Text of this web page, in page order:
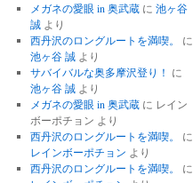
メガネの愛眼 in 奥武蔵に 池ヶ谷
誠より
西丹沢のロングルートを満喫。
に
池ヶ谷 誠より
サバイバルな奥多摩沢登り！ に
池ヶ谷 誠より
メガネの愛眼 in 奥武蔵に レイン
ボーポチョン より
西丹沢のロングルートを満喫。
に
レインボーポチョン より
西丹沢のロングルートを満喫。
に